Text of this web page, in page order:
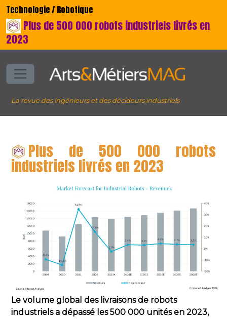
Technologie / Robotique
Plus de 500 000 robots industriels livrés en
2023
La revue des ingénieurs et des décideurs industriels
Plus de 500 000 robots
industriels livrés en 2023
Le volume global des livraisons de robots
industriels a dépassé les 500 000 unités en 2023,